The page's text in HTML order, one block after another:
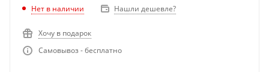
Нет в наличии Нашли дешевле?
Хочу в подарок
Самовывоз - бесплатно